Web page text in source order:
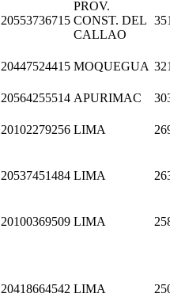
20553736715
PROV.
CONST. DEL
CALLAO
20447524415 MOQUEGUA
20564255514 APURIMAC
20102279256 LIMA
20537451484 LIMA
20100369509 LIMA
20418664542 LIMA